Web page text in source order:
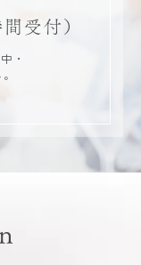
受付）
・